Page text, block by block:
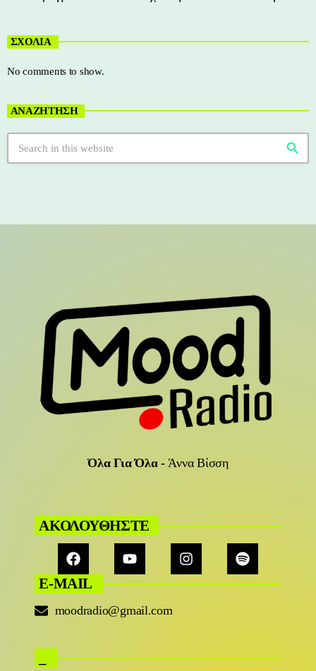
ΣΧΟΛΙΑ
No comments to show.
ΑΝΑΖΗΤΗΣΗ
search
Όλα Για Όλα -Άννα Βίσση
ΑΚΟΛΟΥΘΗΣΤΕ
E-MAIL
moodradio@gmail.com